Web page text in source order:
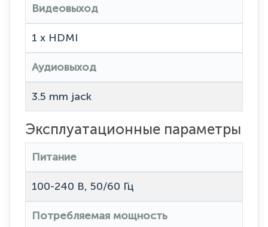
Видеовыход
1 x HDMI
Аудиовыход
3.5 mm jack
Эксплуатационные параметры
Питание
100-240 В, 50/60 Гц
Потребляемая мощность